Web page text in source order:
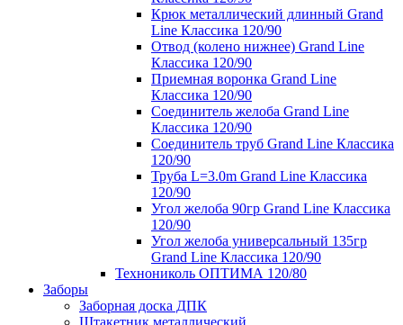
Крюк металлический длинный Grand
Line Классика 120/90
Отвод (колено нижнее) Grand Line
Классика 120/90
Приемная воронка Grand Line
Классика 120/90
Соединитель желоба Grand Line
Классика 120/90
Соединитель труб Grand Line Классика
120/90
Труба L=3.0m Grand Line Классика
120/90
Угол желоба 90гр Grand Line Классика
120/90
Угол желоба универсальный 135гр
Grand Line Классика 120/90
Технониколь ОПТИМА 120/80
Заборы
Заборная доска ДПК
Штакетник металлический